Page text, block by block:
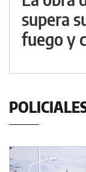
supera
fuego y